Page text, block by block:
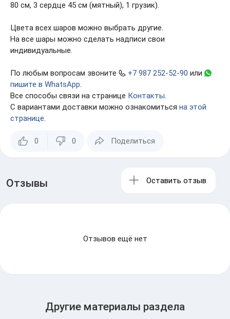
80 см, 3 сердце 45 см (мятный), 1 грузик).
Цвета всех шаров можно выбрать другие.
На все шары можно сделать надписи свои
индивидуальные.
По любым вопросам звоните +7 987 252-52-90 или
пишите в WhatsApp.
Все способы связи на странице Контакты.
С вариантами доставки можно ознакомиться на этой
странице.
0 0 Поделиться
Отзывы Оставить отзыв
Отзывов ещё нет
Другие материалы раздела